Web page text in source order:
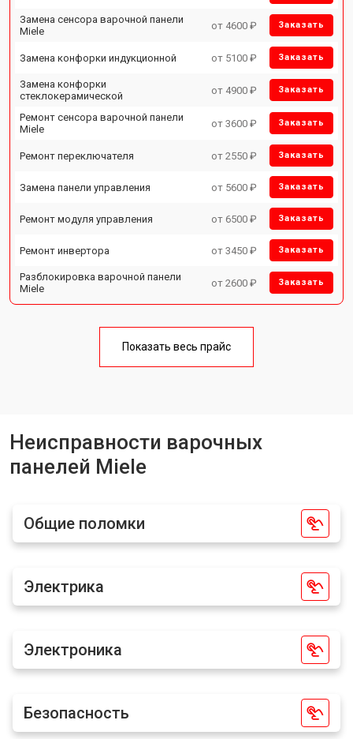
Замена сенсора варочной панели
Miele
от 4600 ₽ Заказать
Замена конфорки индукционной от 5100 ₽ Заказать
Замена конфорки
стеклокерамической
от 4900 ₽ Заказать
Ремонт сенсора варочной панели
Miele
от 3600 ₽ Заказать
Ремонт переключателя от 2550 ₽ Заказать
Замена панели управления от 5600 ₽ Заказать
Ремонт модуля управления от 6500 ₽ Заказать
Ремонт инвертора от 3450 ₽ Заказать
Разблокировка варочной панели
Miele
от 2600 ₽ Заказать
Показать весь прайс
Неисправности варочных
панелей Miele
Общие поломки
Электрика
Электроника
Безопасность